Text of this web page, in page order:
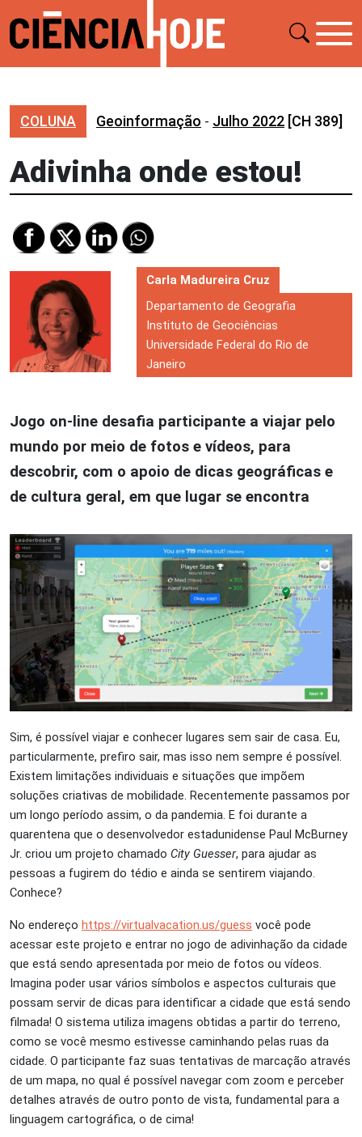
COLUNA Geoinformação - Julho 2022 [CH 389]
Adivinha onde estou!
Carla Madureira Cruz
Departamento de Geografia
Instituto de Geociências
Universidade Federal do Rio de
Janeiro
Jogo on-line desafia participante a viajar pelo
mundo por meio de fotos e vídeos, para
descobrir, com o apoio de dicas geográficas e
de cultura geral, em que lugar se encontra
Sim, é possível viajar e conhecer lugares sem sair de casa. Eu,
particularmente, prefiro sair, mas isso nem sempre é possível.
Existem limitações individuais e situações que impõem
soluções criativas de mobilidade. Recentemente passamos por
um longo período assim, o da pandemia. E foi durante a
quarentena que o desenvolvedor estadunidense Paul McBurney
Jr. criou um projeto chamado City Guesser, para ajudar as
pessoas a fugirem do tédio e ainda se sentirem viajando.
Conhece?
No endereço https://virtualvacation.us/guess você pode
acessar este projeto e entrar no jogo de adivinhação da cidade
que está sendo apresentada por meio de fotos ou vídeos.
Imagina poder usar vários símbolos e aspectos culturais que
possam servir de dicas para identificar a cidade que está sendo
filmada! O sistema utiliza imagens obtidas a partir do terreno,
como se você mesmo estivesse caminhando pelas ruas da
cidade. O participante faz suas tentativas de marcação através
de um mapa, no qual é possível navegar com zoom e perceber
detalhes através de outro ponto de vista, fundamental para a
linguagem cartográfica, o de cima!